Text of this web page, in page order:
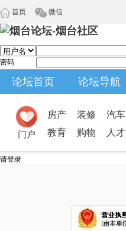
首页 微信
密码
论坛首页 论坛导航
门户
房产 装修 汽车
教育
购物 人才
请登录